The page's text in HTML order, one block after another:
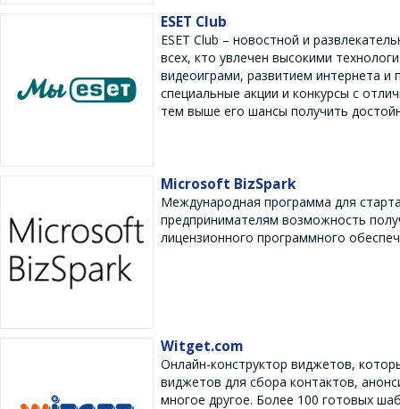
ESET Club
ESET Club – новостной и
всех, кто увлечен высокими
видеоиграми, развитием интернета
специальные акции и конкурсы с
тем выше его шансы получить
Microsoft BizSpark
Международная программа для
предпринимателям возможность
лицензионного программного
Witget.com
Онлайн-конструктор виджетов,
виджетов для сбора контактов,
многое другое. Более 100 готовых